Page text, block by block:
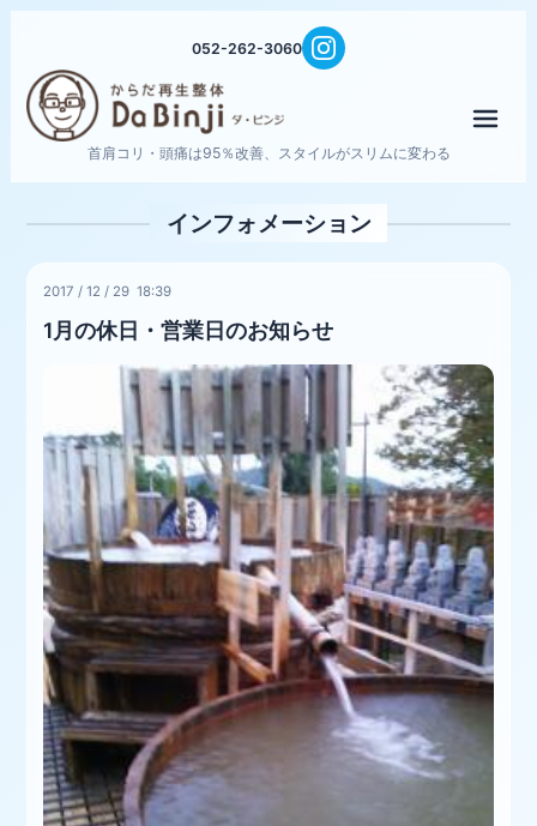
052-262-3060
首肩コリ・頭痛は95％改善、スタイルがスリムに変わる
インフォメーション
2017 /12 / 29 18:39
1月の休日・営業日のお知らせ